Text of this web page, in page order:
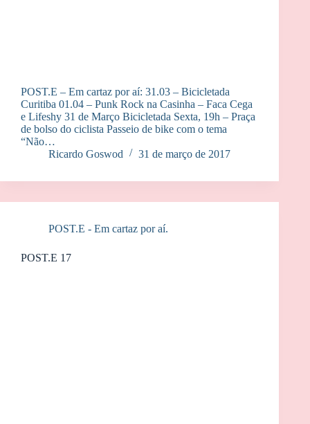
POST.E – Em cartaz por aí: 31.03 – Bicicletada
Curitiba 01.04 – Punk Rock na Casinha – Faca Cega
e Lifeshy 31 de Março Bicicletada Sexta, 19h – Praça
de bolso do ciclista Passeio de bike com o tema
“Não…
Ricardo Goswod
31 de março de 2017
POST.E - Em cartaz por aí.
POST.E 17